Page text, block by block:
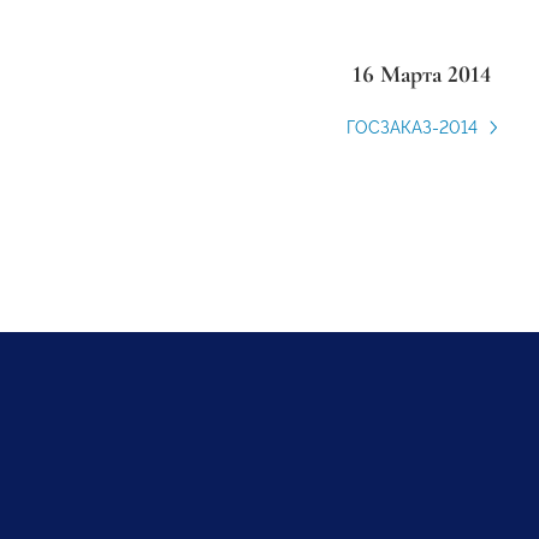
16 Марта 2014
ГОСЗАКАЗ-2014